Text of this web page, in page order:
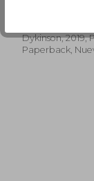
Socia y la
Francisco Jav
Dykinson, 2019,
Paperback,